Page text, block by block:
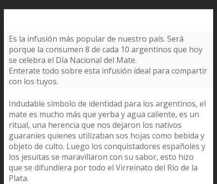
Es la infusión más popular de nuestro país. Será
porque la consumen 8 de cada 10 argentinos que hoy
se celebra el Día Nacional del Mate.
Enterate todo sobre esta infusión ideal para compartir
con los tuyos.
Indudable símbolo de identidad para los argentinos, el
mate es mucho más que yerba y agua caliente, es un
ritual, una herencia que nos dejaron los nativos
guaraníes quienes utilizaban sos hojas como bebida y
objeto de culto. Luego los conquistadores españoles y
los jesuitas se maravillaron con su sabor, esto hizo
que se difundiera por todo el Virreinato del Río de la
Plata.